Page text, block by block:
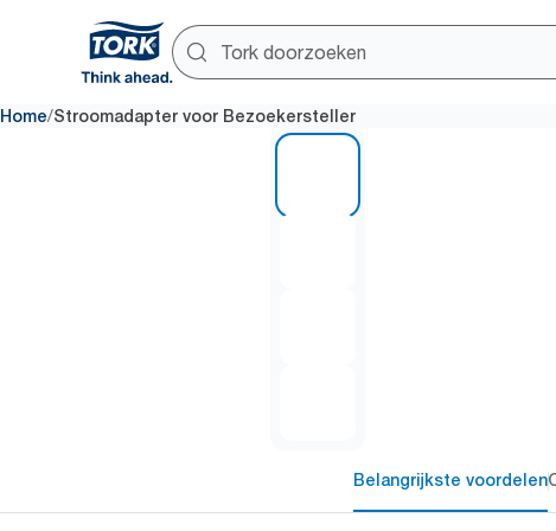
Home/Stroomadapter voor Bezoekersteller
Belangrijkste voordelen